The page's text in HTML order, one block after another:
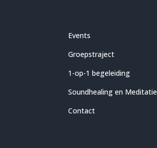
Events
Groepstraject
1-op-1 begeleiding
Soundhealing en Meditatie
Contact